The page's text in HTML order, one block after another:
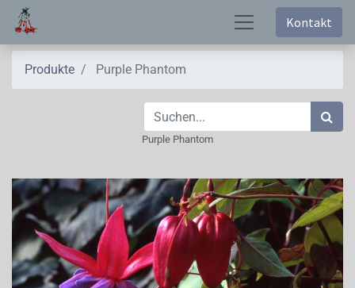
Kontakt
Produkte Purple Phantom
Purple Phantom